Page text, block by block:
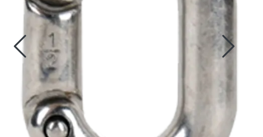
Fortøyning
Fritid/Sikkerhet
Båtpleie/Opplag